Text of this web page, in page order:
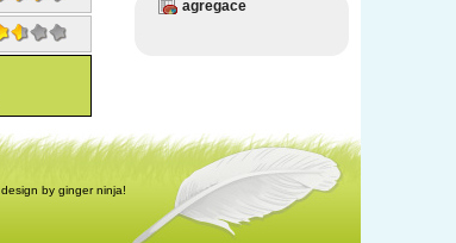
agregace
design by ginger ninja!